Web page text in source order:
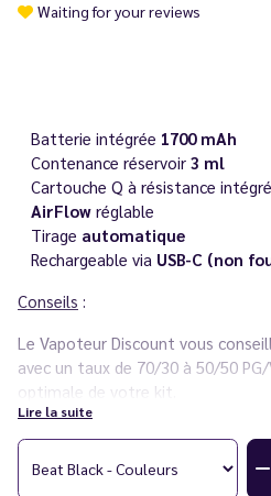
Waiting for your reviews
Batterie intégrée 1700 mAh
Contenance réservoir 3 ml
Cartouche Q à résistance
AirFlow réglable
Tirage automatique
Rechargeable via USB-C (non
Conseils :
Le Vapoteur Discount vous
avec un taux de 70/30 à 50/50
optimale de votre kit.
Lire la suite